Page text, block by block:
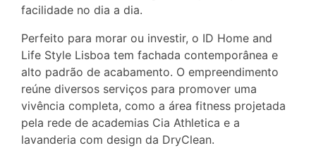
facilidade no dia a dia.
Perfeito para morar ou investir, o ID Home and
Life Style Lisboa tem fachada contemporânea e
alto padrão de acabamento. O empreendimento
reúne diversos serviços para promover uma
vivência completa, como a área fitness projetada
pela rede de academias Cia Athletica e a
lavanderia com design da DryClean.